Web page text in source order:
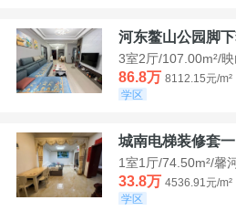
河东鳌山公园脚
3室2厅/107.00m²/
86.8万 8112.15元/m²
学区
城南电梯装修套一
1室1厅/74.50m²/馨
33.8万 4536.91元/m²
学区